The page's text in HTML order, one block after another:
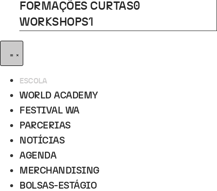
FORMAÇÕES CURTAS0
WORKSHOPS1
ESCOLA
WORLD ACADEMY
FESTIVAL WA
PARCERIAS
NOTÍCIAS
AGENDA
MERCHANDISING
BOLSAS-ESTÁGIO